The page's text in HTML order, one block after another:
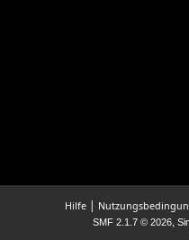
Hilfe |
SMF 2.1.7 © 2026,